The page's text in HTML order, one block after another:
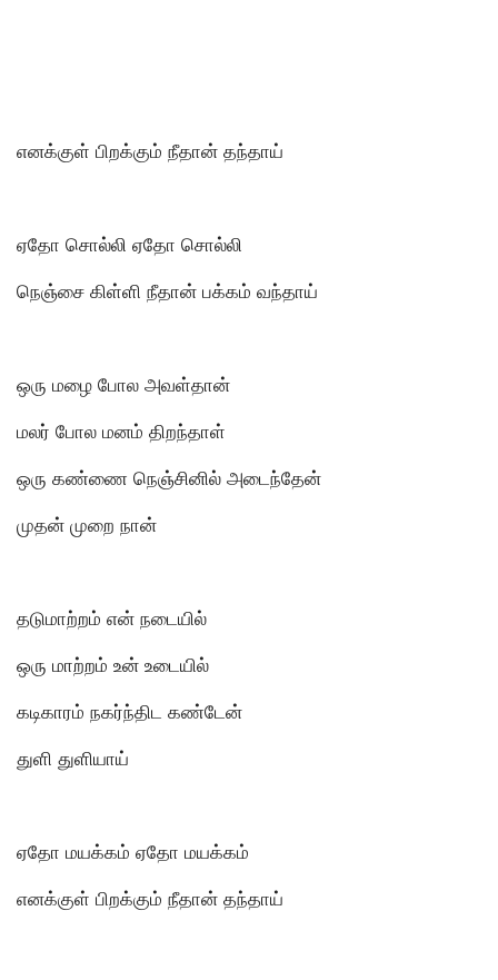
எனக்குள் பிறக்கும் நீதான் தந்தாய்
ஏதோ சொல்லி ஏதோ சொல்லி
நெஞ்சை கிள்ளி நீதான் பக்கம் வந்தாய்
ஒரு மழை போல அவள்தான்
மலர் போல மனம் திறந்தாள்
ஒரு கண்ணை நெஞ்சினில் அடைந்தேன்
முதன் முறை நான்
தடுமாற்றம் என் நடையில்
ஒரு மாற்றம் உன் உடையில்
கடிகாரம் நகர்ந்திட கண்டேன்
துளி துளியாய்
ஏதோ மயக்கம் ஏதோ மயக்கம்
எனக்குள் பிறக்கும் நீதான் தந்தாய்